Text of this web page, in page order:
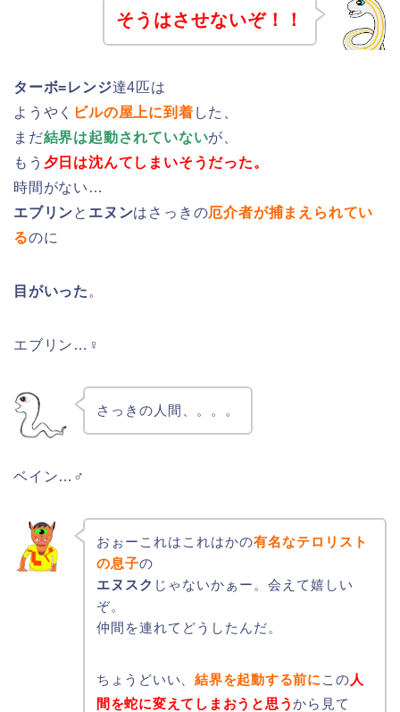
そうはさせないぞ！！
ターボ=レンジ達4匹は
ようやく ビルの屋上に到着 した、
まだ結界は起動されていないが、
もう 夕日は沈んてしまいそうだった。
時間がない…
エブリンと エヌンはさっきの厄介者が捕まえられてい
るのに
目がいった 。
エブリン…♀
さっきの人間、。。。
ベイン…♂
おぉーこれはこれはかの有名なテロリスト
の息子の
エヌスク じゃないかぁー。会えて嬉しい
ぞ。
仲間を連れてどうしたんだ。
ちょうどいい、結界を起動する前に この 人
間を蛇に変えてしまおうと思うから見て